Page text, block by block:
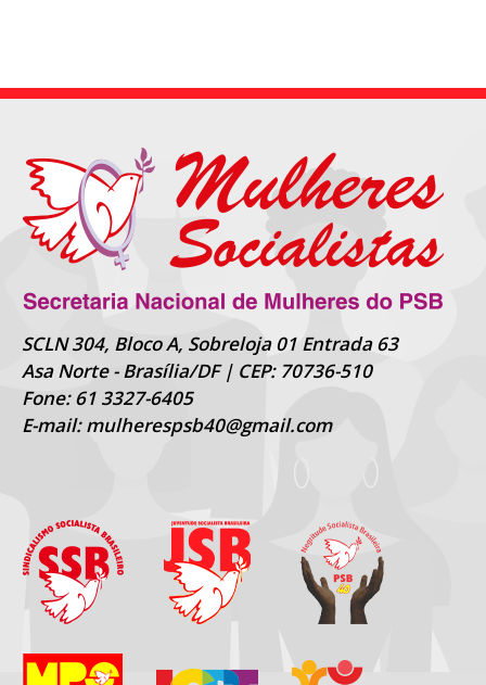
SCLN 304, Bloco A, Sobreloja 01 Entrada 63
Asa Norte - Brasília/DF | CEP: 70736-510
Fone: 61 3327-6405
E-mail: mulherespsb40@gmail.com